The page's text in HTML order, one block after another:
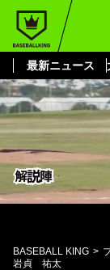
最新ニュース
BASEBALL KING
岩貞 祐太